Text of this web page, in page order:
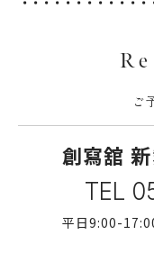
ご
創寫舘
TEL
平日9:00-